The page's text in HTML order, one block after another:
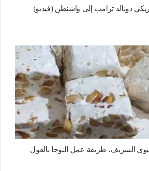
دونالد ترامب إلى واشنطن (فيديو)
الشريف، طريقة عمل النوجا بالفول